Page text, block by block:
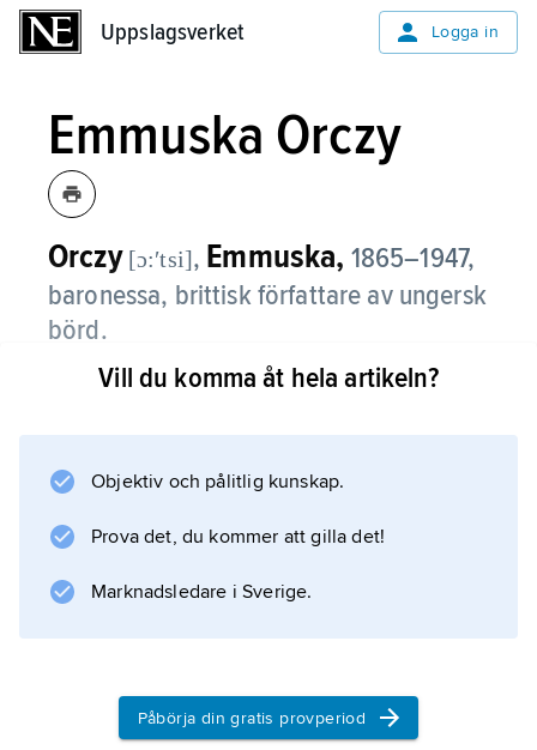
Uppslagsverket Logga in
Emmuska Orczy
Orczy [ɔ:ʹtsi], Emmuska, 1865–1947,
baronessa, brittisk författare av ungersk
börd.
Emmuska Orczy är framför allt känd för sin
(1905; ”Den röda nejlikan”), om en engelsk
sig åt att smuggla förföljda aristokrater ut ur
skräckväldets Frankrike. Romanen har
filmatiserats många gånger, bland annat med
Vill du komma åt hela artikeln?
Objektiv och pålitlig kunskap.
Prova det, du kommer att gilla det!
Marknadsledare i Sverige.
Påbörja din gratis provperiod